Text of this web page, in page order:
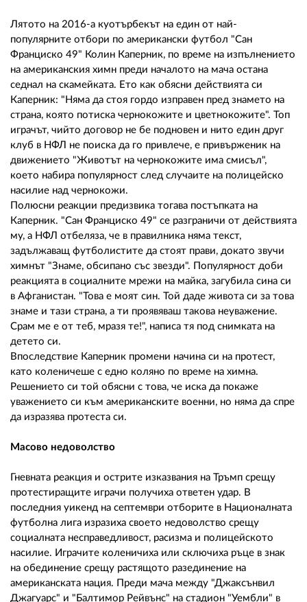
Лятото на 2016-а куотърбекът на един от най-
популярните отбори по американски футбол "Сан
Франциско 49" Колин Каперник, по време на изпълнението
на американския химн преди началото на мача остана
седнал на скамейката. Ето как обясни действията си
Каперник: "Няма да стоя гордо изправен пред знамето на
страна, която потиска чернокожите и цветнокожите". Топ
играчът, чийто договор не бе подновен и нито един друг
клуб в НФЛ не поиска да го привлече, е привърженик на
движението "Животът на чернокожите има смисъл",
което набира популярност след случаите на полицейско
насилие над чернокожи.
Полюсни реакции предизвика тогава постъпката на
Каперник. "Сан Франциско 49" се разграничи от действията
му, а НФЛ отбеляза, че в правилника няма текст,
задължаващ футболистите да стоят прави, докато звучи
химнът "Знаме, обсипано със звезди". Популярност доби
реакцията в социалните мрежи на майка, загубила сина си
в Афганистан. "Това е моят син. Той даде живота си за това
знаме и тази страна, а ти проявяваш такова неуважение.
Срам ме е от теб, мразя те!", написа тя под снимката на
детето си.
Впоследствие Каперник промени начина си на протест,
като коленичеше с едно коляно по време на химна.
Решението си той обясни с това, че иска да покаже
уважението си към американските военни, но няма да спре
да изразява протеста си.
Масово недоволство
Гневната реакция и острите изказвания на Тръмп срещу
протестиращите играчи получиха ответен удар. В
последния уикенд на септември отборите в Националната
футболна лига изразиха своето недоволство срещу
социалната несправедливост, расизма и полицейското
насилие. Играчите коленичиха или сключиха ръце в знак
на обединение срещу растящото разединение на
американската нация. Преди мача между "Джаксънвил
Джагуарс" и "Балтимор Рейвънс" на стадион "Уембли" в